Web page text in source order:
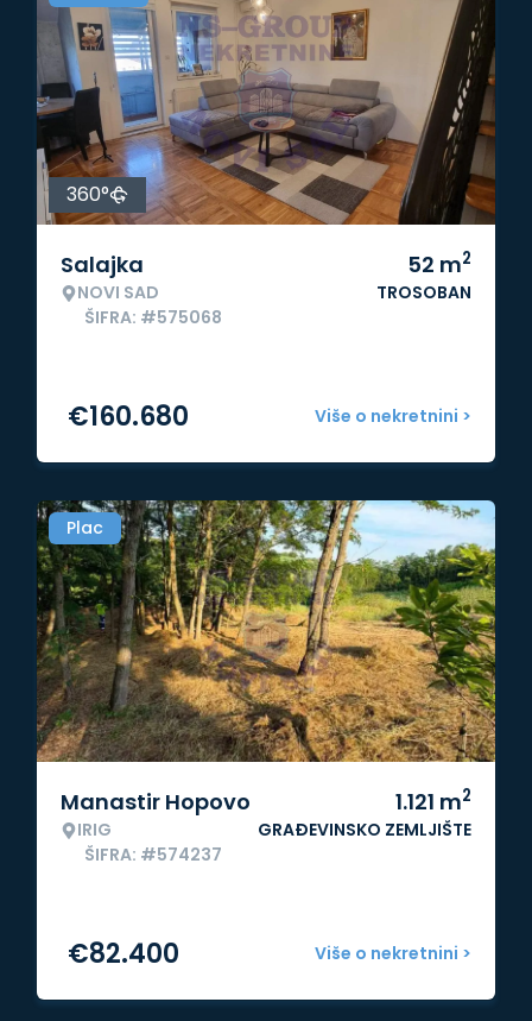
360°
Salajka
NOVI SAD
ŠIFRA: #575068
52 m2
TROSOBAN
Više o nekretnini >
€160.680
Plac
Manastir Hopovo
IRIG
ŠIFRA: #574237
1.121 m2
GRAĐEVINSKO ZEMLJIŠTE
Više o nekretnini >
€82.400